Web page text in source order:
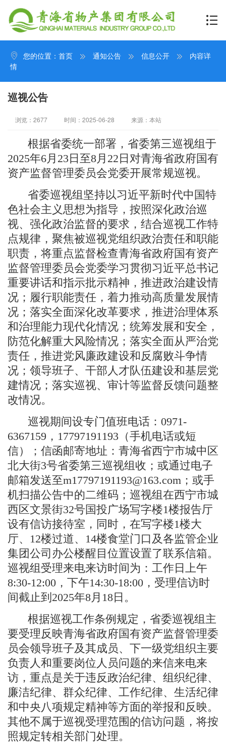
您的位置： 首页 通知公告 信息公开
内容详
情
巡视公告
浏览：2677 时间：2025-06-28 来源：本站
根据省委统一部署，省委第三巡视组于
2025年6月23日至8月22日对青海省政府国有
资产监督管理委员会党委开展常规巡视。
省委巡视组坚持以习近平新时代中国特
色社会主义思想为指导，按照深化政治巡
视、强化政治监督的要求，结合巡视工作特
点规律，聚焦被巡视党组织政治责任和职能
职责，将重点监督检查青海省政府国有资产
监督管理委员会党委学习贯彻习近平总书记
重要讲话和指示批示精神，推进政治建设情
况；履行职能责任，着力推动高质量发展情
况；落实全面深化改革要求，推进治理体系
和治理能力现代化情况；统筹发展和安全，
防范化解重大风险情况；落实全面从严治党
责任，推进党风廉政建设和反腐败斗争情
况；领导班子、干部人才队伍建设和基层党
建情况；落实巡视、审计等监督反馈问题整
改情况。
巡视期间设专门值班电话：0971-
6367159，17797191193（手机电话或短
信）；信函邮寄地址：青海省西宁市城中区
北大街3号省委第三巡视组收；或通过电子
邮箱发送至m17797191193@163.com；或手
机扫描公告中的二维码；巡视组在西宁市城
西区文景街32号国投广场写字楼1楼报告厅
设有信访接待室，同时，在写字楼1楼大
厅、12楼过道、14楼食堂门口及各监管企业
集团公司办公楼醒目位置设置了联系信箱。
巡视组受理来电来访时间为：工作日上午
8:30-12:00，下午14:30-18:00，受理信访时
间截止到2025年8月18日。
根据巡视工作条例规定，省委巡视组主
要受理反映青海省政府国有资产监督管理委
员会领导班子及其成员、下一级党组织主要
负责人和重要岗位人员问题的来信来电来
访，重点是关于违反政治纪律、组织纪律、
廉洁纪律、群众纪律、工作纪律、生活纪律
和中央八项规定精神等方面的举报和反映。
其他不属于巡视受理范围的信访问题，将按
照规定转相关部门处理。